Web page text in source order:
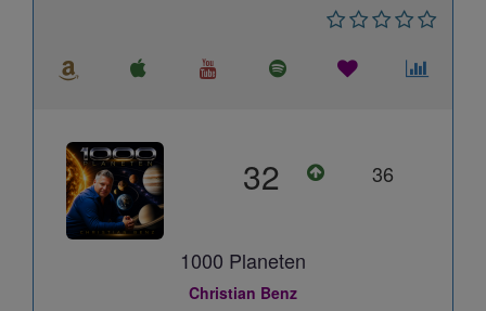
32 36
1000 Planeten
Christian Benz